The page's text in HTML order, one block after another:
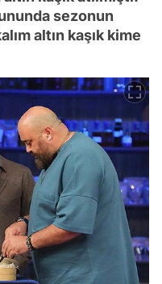
sezonun
altın kaşık kime